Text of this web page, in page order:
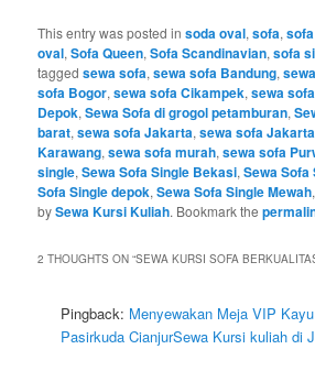
This entry was posted insoda oval,sofa,
oval,Sofa Queen,Sofa Scandinavian,sofa
taggedsewa sofa,sewa sofa Bandung,
sofa Bogor,sewa sofa Cikampek,sewa
Depok,Sewa Sofa di grogol petamburan,
barat,sewa sofa Jakarta,sewa sofa
Karawang,sewa sofa murah,sewa sofa
single,Sewa Sofa Single Bekasi,Sewa Sofa
Sofa Single depok,Sewa Sofa Single Mewah
bySewa Kursi Kuliah. Bookmark the
2 THOUGHTS ON “SEWA KURSI SOFA
Pingback: Menyewakan Meja VIP
Pasirkuda CianjurSewa Kursi kuliah di